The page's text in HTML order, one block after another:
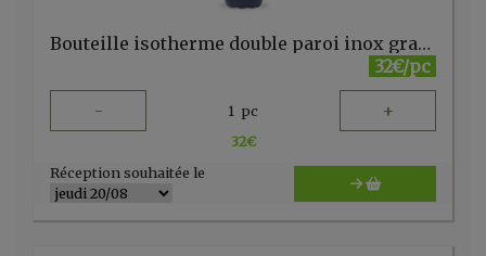
Bouteille isotherme double paroi inox granit bleu nuit 1l Qwetch
32€/pc
- 1 pc +
32€
Réception souhaitée le